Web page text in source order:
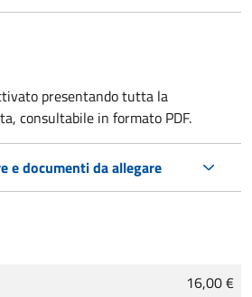
presentando tutta la
consultabile in formato PDF.
e documenti da allegare
16,00 €